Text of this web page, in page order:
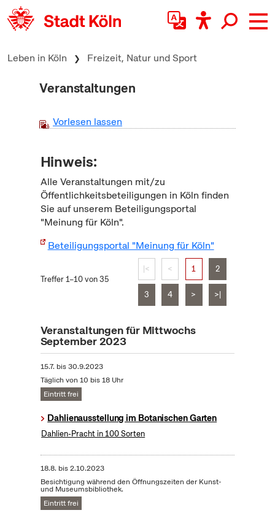
zum Inhalt springen
Leben in Köln Freizeit, Natur und Sport
Veranstaltungen
Vorlesen lassen
Hinweis:
Alle Veranstaltungen mit/zu
Öffentlichkeitsbeteiligungen in Köln finden
Sie auf unserem Beteiligungsportal
"Meinung für Köln".
Beteiligungsportal "Meinung für Köln"
Treffer 1–10 von 35
|< < 1 2
3 4 > >|
Veranstaltungen für Mittwochs
September 2023
15.7. bis30.9.2023
Täglich von 10 bis 18 Uhr
Eintritt frei
Dahlienausstellung im Botanischen Garten
Dahlien-Pracht in 100 Sorten
18.8. bis2.10.2023
Besichtigung während den Öffnungszeiten der Kunst-
und Museumsbibliothek.
Eintritt frei